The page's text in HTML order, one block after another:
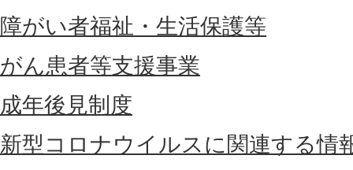
障がい者福祉・生活保護等
がん患者等支援事業
成年後見制度
新型コロナウイルスに関連する情